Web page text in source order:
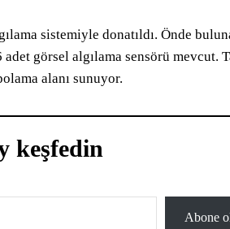
sistemiyle donatıldı. Önde
görsel algılama sensörü mevcut.
alanı sunuyor.
keşfedin
Abone